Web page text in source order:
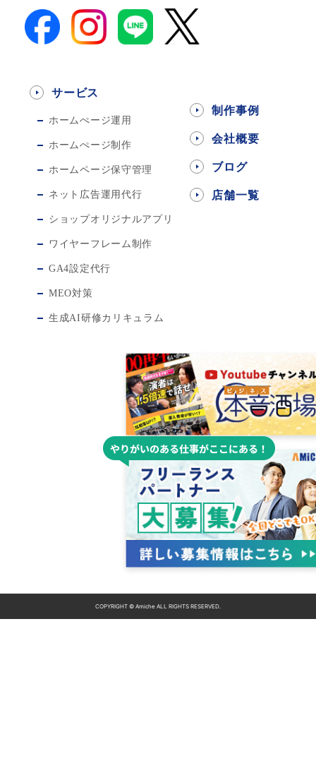
サービス
ホームぺージ運用
ホームぺージ制作
ホームページ保守管理
ネット広告運用代行
ショップオリジナルアプリ
ワイヤーフレーム制作
GA4設定代行
MEO対策
生成AI研修カリキュラム
制作事例
会社概要
ブログ
店舗一覧
COPYRIGHT © Amiche ALL RIGHTS RESERVED.